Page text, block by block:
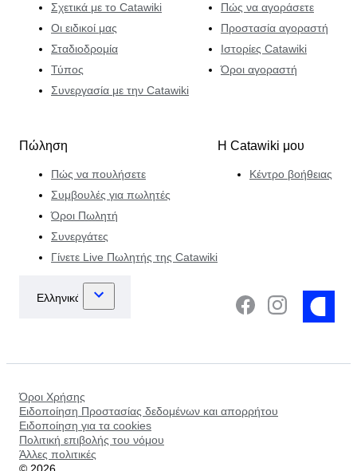
Σχετικά με το Catawiki
Οι ειδικοί μας
Σταδιοδρομία
Τύπος
Συνεργασία με την Catawiki
Πώς να αγοράσετε
Προστασία αγοραστή
Ιστορίες Catawiki
Όροι αγοραστή
Πώληση
Πώς να πουλήσετε
Συμβουλές για πωλητές
Όροι Πωλητή
Συνεργάτες
Γίνετε Live Πωλητής της Catawiki
Η Catawiki μου
Κέντρο βοήθειας
Όροι Χρήσης
Ειδοποίηση Προστασίας δεδομένων και απορρήτου
Ειδοποίηση για τα cookies
Πολιτική επιβολής του νόμου
Άλλες πολιτικές